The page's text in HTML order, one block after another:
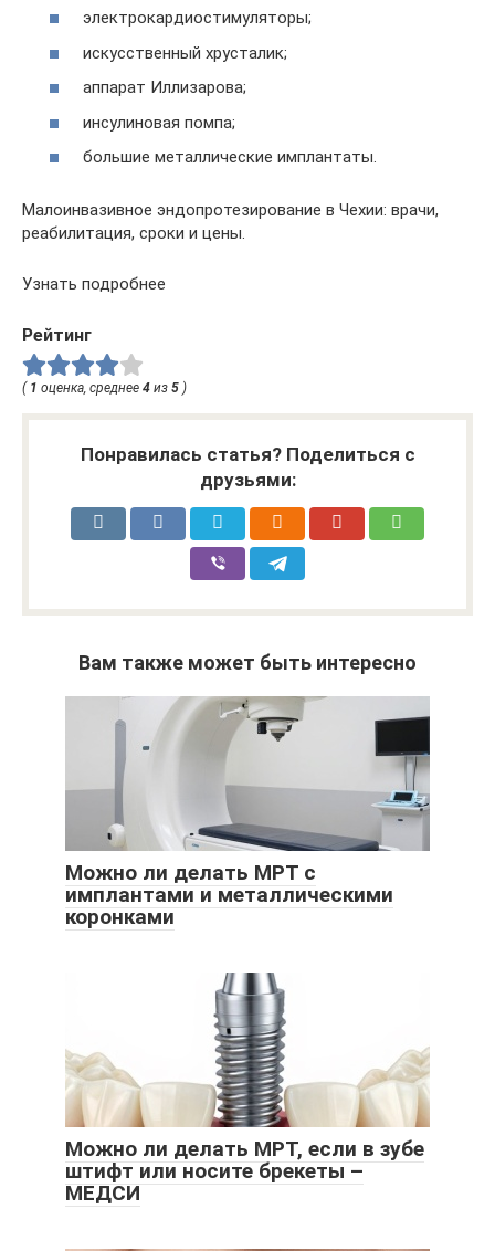
электрокардиостимуляторы;
искусственный хрусталик;
аппарат Иллизарова;
инсулиновая помпа;
большие металлические имплантаты.
Малоинвазивное эндопротезирование в Чехии: врачи,
реабилитация, сроки и цены.
Узнать подробнее
Рейтинг
( 1 оценка, среднее 4 из 5 )
Понравилась статья? Поделиться с
друзьями:
Вам также может быть интересно
Можно ли делать МРТ с
имплантами и металлическими
коронками
Можно ли делать МРТ, если в зубе
штифт или носите брекеты –
МЕДСИ